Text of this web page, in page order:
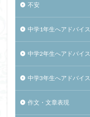
不安
中学1年生へアドバイス
中学2年生へアドバイス
中学3年生へアドバイス
作文・文章表現